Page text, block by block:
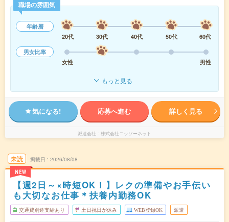
職場の雰囲気
年齢層
20代
30代 40代 50代
60代
男女比率
女性
男性
もっと見る
気になる! 応募へ進む 詳しく見る
派遣会社 株式会社ニッソーネット
未読
NEW
掲載日 2026/08/08
【週2日～×時短OK！】レクの準備やお手伝い
も大切なお仕事＊扶養内勤務OK
交通費別途支給あり 土日祝日が休み WEB登録OK 派遣